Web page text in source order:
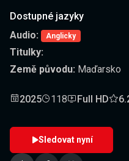
Dostupné jazyky
Audio:
Anglicky
Titulky:
Země původu: Maďarsko
2025 118 Full HD
Sledovat nyní